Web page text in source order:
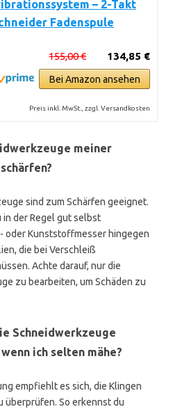
– 2-Takt
Fadenspule
134,85 €
155,00 €
Bei Amazon ansehen
Preis inkl. MwSt., zzgl. Versandkosten
meiner
sind zum Schärfen geeignet.
der Regel gut selbst
oder Kunststoffmesser hingegen
die bei Verschleiß
Achte darauf, nur die
zu bearbeiten, um Schäden zu
Schneidwerkzeuge
ich selten mähe?
empfiehlt es sich, die Klingen
überprüfen. So erkennst du